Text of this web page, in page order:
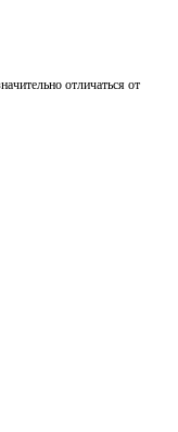
отличаться от